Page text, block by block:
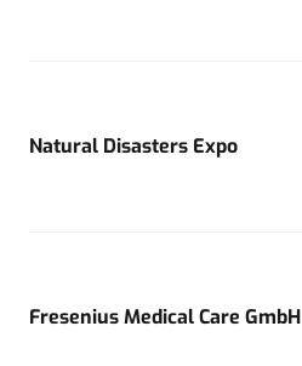
Natural Disasters Expo
Fresenius Medical Care GmbH